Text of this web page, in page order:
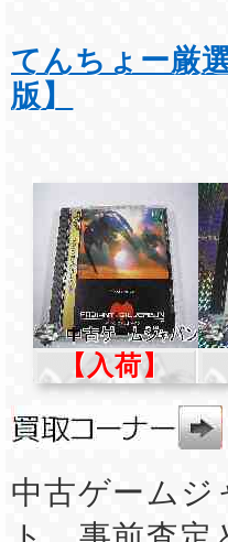
てんちょー厳
版】
【入荷】
中古ゲーム